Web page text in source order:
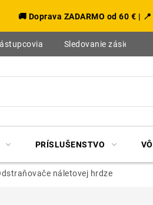
🚚 Doprava ZADARMO od 60 € |
Sledovanie zásielky
PRÍSLUŠENSTVO
náletovej hrdze